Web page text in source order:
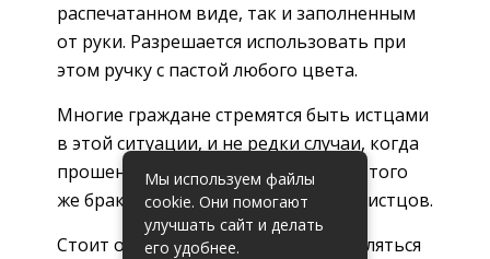
распечатанном виде, так и заполненным
от руки. Разрешается использовать при
этом ручку с пастой любого цвета.
Многие граждане стремятся быть истцами
в этой ситуации, и не редки случаи, когда
прошение о расторжении одного и того
же брака поступает от двух разных истцов.
Стоит отметить: разницы в том, являться
Мы используем файлы
cookie. Они помогают
улучшать сайт и делать
его удобнее.